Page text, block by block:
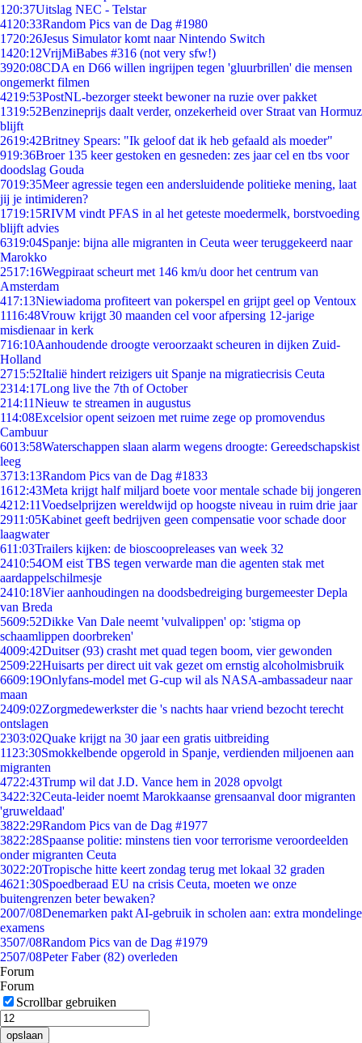
1 20:37Uitslag NEC - Telstar
41 20:33Random Pics van de Dag #1980
1720:26Jesus Simulator komt naar Nintendo Switch
1420:12VrijMiBabes #316 (not very sfw!)
3920:08CDA en D66 willen ingrijpen tegen 'gluurbrillen' die mensen
ongemerkt filmen
4219:53PostNL-bezorger steekt bewoner na ruzie over pakket
1319:52Benzineprijs daalt verder, onzekerheid over Straat van Hormuz
blijft
2619:42Britney Spears: "Ik geloof dat ik heb gefaald als moeder"
919:36Broer 135 keer gestoken en gesneden: zes jaar cel en tbs voor
doodslag Gouda
7019:35Meer agressie tegen een andersluidende politieke mening, laat
jij je intimideren?
1719:15RIVM vindt PFAS in al het geteste moedermelk, borstvoeding
blijft advies
6319:04Spanje: bijna alle migranten in Ceuta weer teruggekeerd naar
Marokko
2517:16Wegpiraat scheurt met 146 km/u door het centrum van
Amsterdam
417:13Niewiadoma profiteert van pokerspel en grijpt geel op Ventoux
1116:48Vrouw krijgt 30 maanden cel voor afpersing 12-jarige
misdienaar in kerk
716:10Aanhoudende droogte veroorzaakt scheuren in dijken Zuid-
Holland
2715:52Italië hindert reizigers uit Spanje na migratiecrisis Ceuta
2314:17Long live the 7th of October
214:11Nieuw te streamen in augustus
114:08Excelsior opent seizoen met ruime zege op promovendus
Cambuur
6013:58Waterschappen slaan alarm wegens droogte: Gereedschapskist
leeg
3713:13Random Pics van de Dag #1833
1612:43Meta krijgt half miljard boete voor mentale schade bij jongeren
4212:11Voedselprijzen wereldwijd op hoogste niveau in ruim drie jaar
2911:05Kabinet geeft bedrijven geen compensatie voor schade door
laagwater
611:03Trailers kijken: de bioscoopreleases van week 32
2410:54OM eist TBS tegen verwarde man die agenten stak met
aardappelschilmesje
2410:18Vier aanhoudingen na doodsbedreiging burgemeester Depla
van Breda
5609:52Dikke Van Dale neemt 'vulvalippen' op: 'stigma op
schaamlippen doorbreken'
4009:42Duitser (93) crasht met quad tegen boom, vier gewonden
2509:22Huisarts per direct uit vak gezet om ernstig alcoholmisbruik
6609:19Onlyfans-model met G-cup wil als NASA-ambassadeur naar
maan
2409:02Zorgmedewerkster die 's nachts haar vriend bezocht terecht
ontslagen
2303:02Quake krijgt na 30 jaar een gratis uitbreiding
11 23:30Smokkelbende opgerold in Spanje, verdienden miljoenen aan
migranten
4722:43Trump wil dat J.D. Vance hem in 2028 opvolgt
3422:32Ceuta-leider noemt Marokkaanse grensaanval door migranten
'gruweldaad'
3822:29Random Pics van de Dag #1977
3822:28Spaanse politie: minstens tien voor terrorisme veroordeelden
onder migranten Ceuta
3022:20Tropische hitte keert zondag terug met lokaal 32 graden
4621:30Spoedberaad EU na crisis Ceuta, moeten we onze
buitengrenzen beter bewaken?
2007/08Denemarken pakt AI-gebruik in scholen aan: extra mondelinge
examens
3507/08Random Pics van de Dag #1979
2507/08Peter Faber (82) overleden
Forum
Forum
Scrollbar gebruiken
opslaan